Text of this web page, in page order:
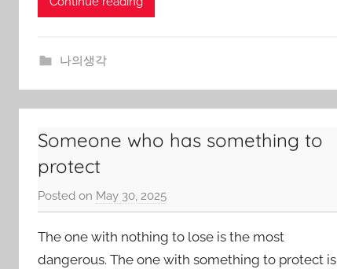
나의생각
Someone who has something to
protect
Posted on May 30, 2025
y
J
o
The one with nothing to lose is the most
dangerous. The one with something to protect is